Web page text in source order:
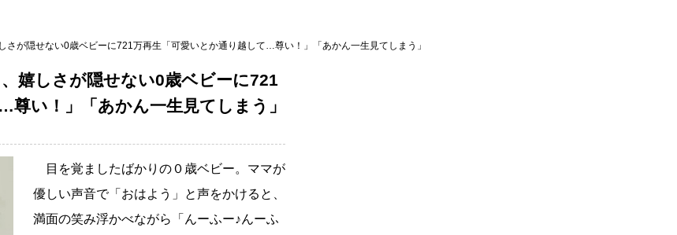
さが隠せない0歳ベビーに721万再生「可愛いとか通り越して…尊い！」「あかん一生見てしまう」
嬉しさが隠せない0歳ベビーに721
い！」「あかん一生見てしまう」
目を覚ましたばかりの０歳ベビー。ママが
優しい声音で「おはよう」と声をかけると、
満面の笑み浮かべながら「んーふー♪んーふ